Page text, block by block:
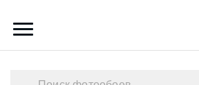
Каталог обоев